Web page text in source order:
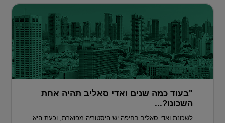
"בעוד כמה שנים ואדי סאליב תהיה אחת
השכונו?...
לשכונת ואדי סאליב בחיפה יש היסטוריה מפוארת, וכעת היא